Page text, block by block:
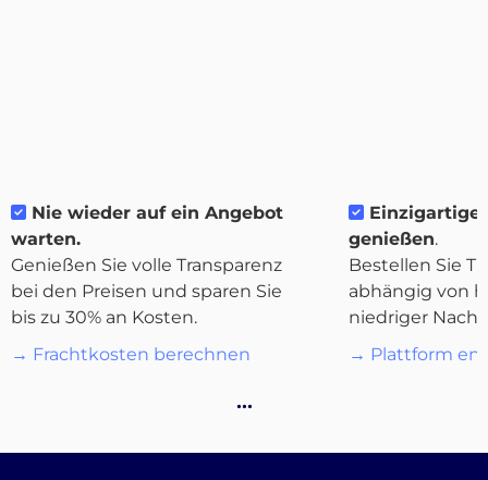
Quicargo
Entdecken
Nie wieder auf ein Angebot
warten.
Genießen Sie volle Transparenz
bei den Preisen und sparen Sie
bis zu 30% an Kosten.
→ Frachtkosten berechnen
genießen.
Bestellen Sie
abhängig von
niedriger
→ Plattform
…